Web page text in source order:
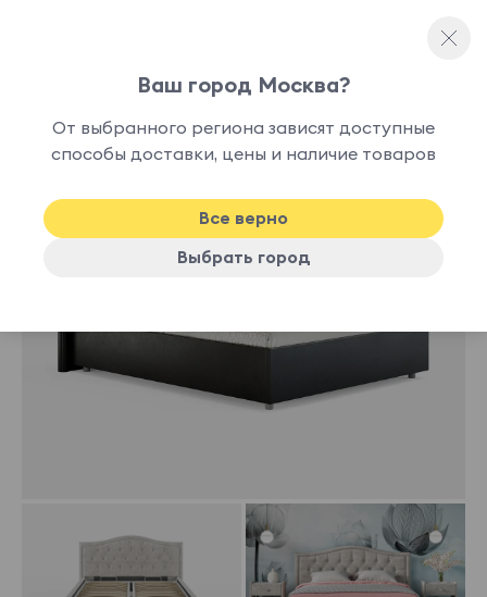
наличии
Ваш город Москва?
От выбранного региона зависят доступные
способы доставки, цены и наличие товаров
Все верно
Выбрать город